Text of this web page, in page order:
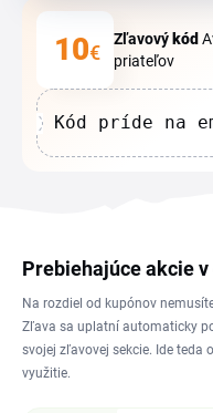
10€
Zľavový kód
priateľov
Kód príde na
Prebiehajúce akcie v
Na rozdiel od kupónov
Zľava sa uplatní automaticky
svojej zľavovej sekcie. Ide teda
využitie.